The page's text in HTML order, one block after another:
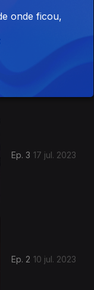
Ep. 3 17 jul. 2023
Ep. 2 10 jul. 2023
onde ficou,